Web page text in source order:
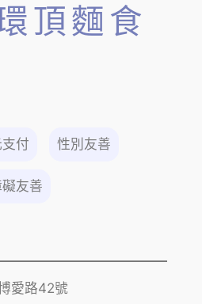
頂麵食
付 性別友善
友善
愛路42號